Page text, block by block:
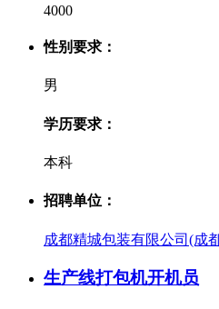
4000
性别要求：
男
学历要求：
本科
招聘单位：
成都精城包装有限公司(成
生产线打包机开机员